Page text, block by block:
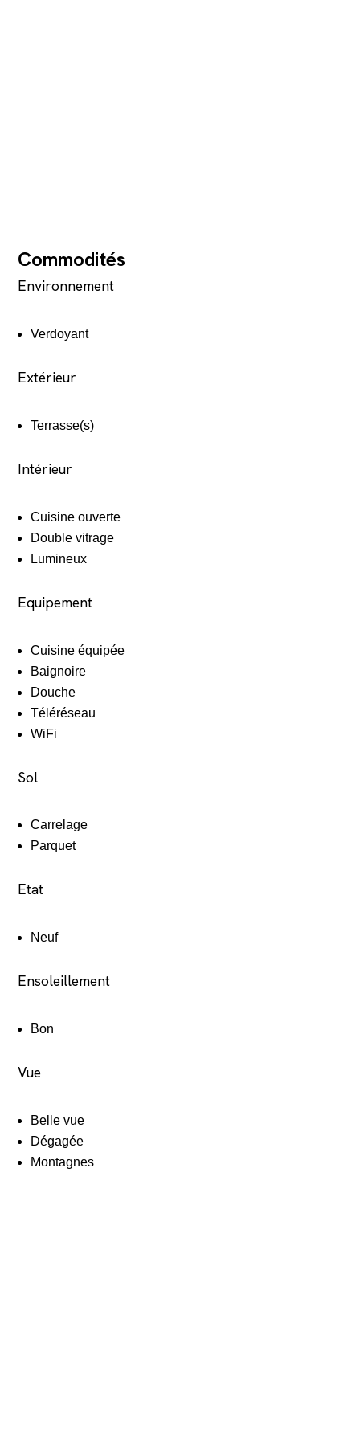
Commodités
Environnement
Verdoyant
Extérieur
Terrasse(s)
Intérieur
Cuisine ouverte
Double vitrage
Lumineux
Equipement
Cuisine équipée
Baignoire
Douche
Téléréseau
WiFi
Sol
Carrelage
Parquet
Etat
Neuf
Ensoleillement
Bon
Vue
Belle vue
Dégagée
Montagnes